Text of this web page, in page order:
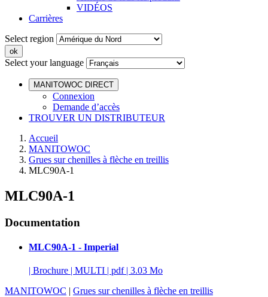
VIDÉOS
Carrières
Select region
Select your language
MANITOWOC DIRECT
Connexion
Demande d’accès
TROUVER UN DISTRIBUTEUR
Accueil
MANITOWOC
Grues sur chenilles à flèche en treillis
MLC90A-1
MLC90A-1
Documentation
MLC90A-1 - Imperial
| Brochure | MULTI | pdf | 3.03 Mo
MANITOWOC | Grues sur chenilles à flèche en treillis